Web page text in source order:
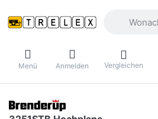
Menü Anmelden Vergleichen